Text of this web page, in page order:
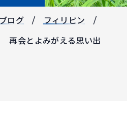
ログ フィリピン
再会とよみがえる思い出